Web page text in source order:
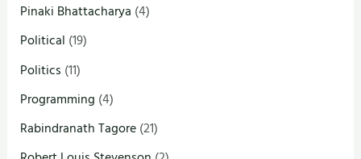
Pinaki Bhattacharya (4)
Political (19)
Politics (11)
Programming (4)
Rabindranath Tagore(21)